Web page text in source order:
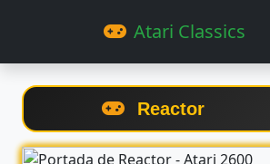
Atari Classics
Reactor